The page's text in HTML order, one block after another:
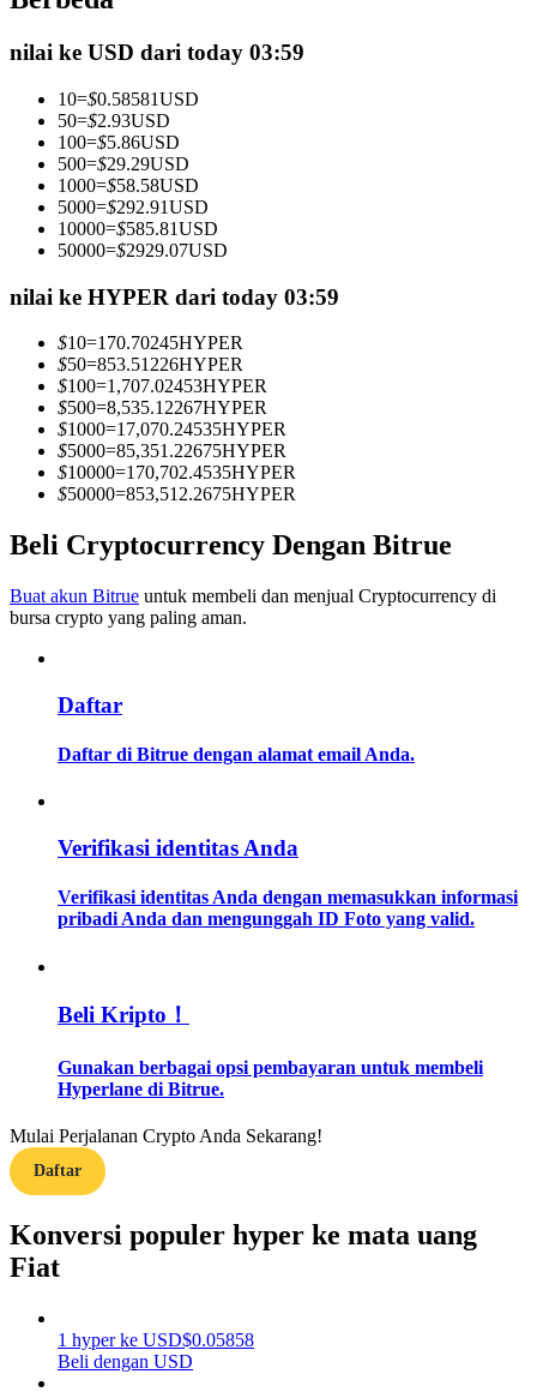
Menjadi Pedagang Salinan
Nikmati pembagian keuntungan dan komisi copy trading
Informasi
Analisis data besar termasuk info perdagangan, dll.
Strategi perdagangan
Pelajari cara untuk tetap menghasilkan keuntungan
Menghasilkan
nilai ke USD dari today 03:59
10=$0.58581USD
50=$2.93USD
100=$5.86USD
500=$29.29USD
1000=$58.58USD
5000=$292.91USD
10000=$585.81USD
50000=$2929.07USD
nilai ke HYPER dari today 03:59
$10=170.70245HYPER
$50=853.51226HYPER
$100=1,707.02453HYPER
$500=8,535.12267HYPER
$1000=17,070.24535HYPER
$5000=85,351.22675HYPER
$10000=170,702.4535HYPER
$50000=853,512.2675HYPER
Beli Cryptocurrency Dengan Bitrue
Buat akun Bitrue untuk membeli dan menjual Cryptocurrency di
bursa crypto yang paling aman.
Daftar
Daftar di Bitrue dengan alamat email Anda.
Verifikasi identitas Anda
Verifikasi identitas Anda dengan memasukkan informasi
pribadi Anda dan mengunggah ID Foto yang valid.
Beli Kripto！
Gunakan berbagai opsi pembayaran untuk membeli
Hyperlane di Bitrue.
Mulai Perjalanan Crypto Anda Sekarang!
Daftar
Konversi populer hyper ke mata uang
Fiat
1 hyper ke USD$0.05858
Beli dengan USD